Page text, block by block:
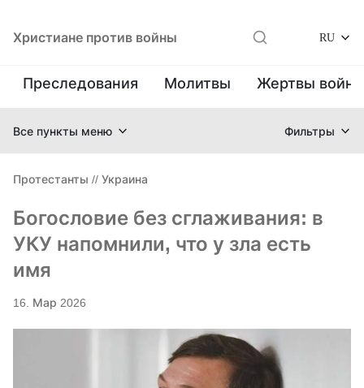
Христиане против войны RU
Преследования Молитвы Жертвы
Все пункты меню Фильтры
Протестанты // Украина
Богословие без сглаживания: в
УКУ напомнили, что у зла есть
имя
16. Мар 2026